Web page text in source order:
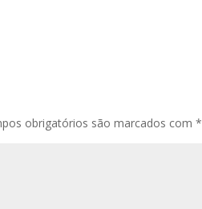
obrigatórios são marcados com*